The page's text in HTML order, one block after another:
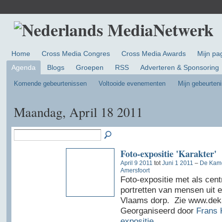
Home Cross Media Congres Cross Media Awards
Mijn
Agenda
Blogs Groepen RSS Adverteren & Sponsoring
Komende gebeurtenissen Voltooide evenementen Mijn
Maandag, April 18 2011
Foto-expositie 'Karakter'
April 9 2011 totJuni 1 2011 – De
Amersfoort
Foto-expositie met als
portretten van mensen uit
Vlaams dorp. Zie
Georganiseerd door Frans